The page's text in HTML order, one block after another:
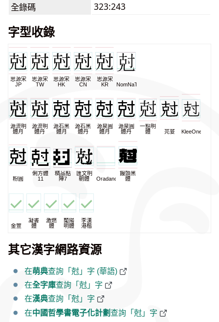
全錄碼
323:243
字型收錄
思源宋
JP
思源宋
TW
思源宋
HK
思源宋
CN
思源宋
KR
NomNaTong
源流明
體月
源流明
體丹
源石黑
體月
源石黑
體丹
源泉圓
體月
源泉圓
體丹
一點明
體
芫荽 KleeOne
粉圓
俐方體
11
精品點
陣7
匯文明
朝體
Oradano
饅頭黑
體
金萱
凝書
體
激燃
體
蘭陽
明體
李漢
港楷
其它漢字網路資源
在萌典查詢「尅」字 (華語)
在全字庫查詢「尅」字
在漢典查詢「尅」字
在中國哲學書電子化計劃查詢「尅」字